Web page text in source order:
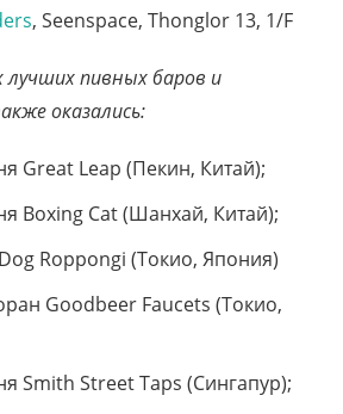
, Seenspace, Thonglor 13, 1/F
пивных баров и
оказались:
Great Leap (Пекин, Китай);
Boxing Cat (Шанхай, Китай);
Roppongi (Токио, Япония)
Goodbeer Faucets (Токио,
Smith Street Taps (Сингапур);